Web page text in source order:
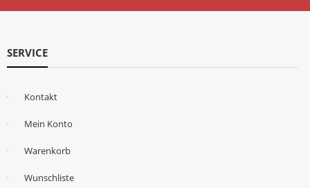
SERVICE
Kontakt
Mein Konto
Warenkorb
Wunschliste